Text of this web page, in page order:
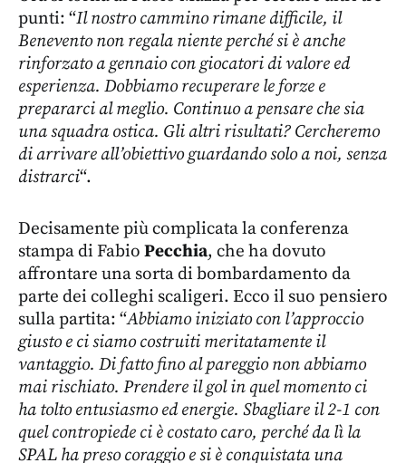
punti: “Il nostro cammino rimane difficile, il
Benevento non regala niente perché si è anche
rinforzato a gennaio con giocatori di valore ed
esperienza. Dobbiamo recuperare le forze e
prepararci al meglio. Continuo a pensare che sia
una squadra ostica. Gli altri risultati? Cercheremo
di arrivare all’obiettivo guardando solo a noi, senza
distrarci“.
Decisamente più complicata la conferenza
stampa di Fabio Pecchia, che ha dovuto
affrontare una sorta di bombardamento da
parte dei colleghi scaligeri. Ecco il suo pensiero
sulla partita: “Abbiamo iniziato con l’approccio
giusto e ci siamo costruiti meritatamente il
vantaggio. Di fatto fino al pareggio non abbiamo
mai rischiato. Prendere il gol in quel momento ci
ha tolto entusiasmo ed energie. Sbagliare il 2-1 con
quel contropiede ci è costato caro, perché da lì la
SPAL ha preso coraggio e si è conquistata una